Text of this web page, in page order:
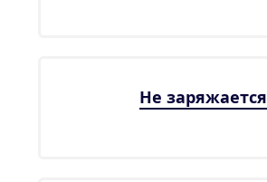
Не заряжается